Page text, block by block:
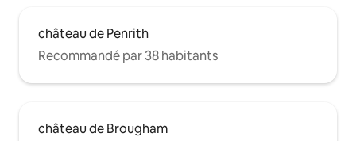
château de Penrith
Recommandé par 38 habitants
château de Brougham